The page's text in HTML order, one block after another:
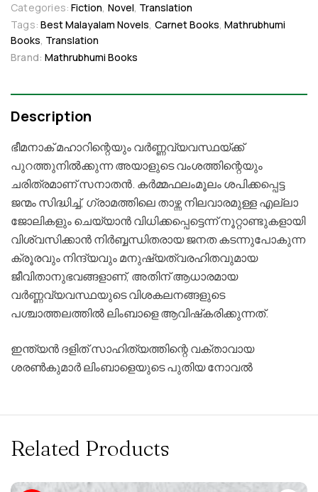
Categories: Fiction, Novel, Translation
Tags: Best Malayalam Novels, Carnet Books,Mathrubhumi
Books, Translation
Brand:Mathrubhumi Books
Description
ഭീമനാക് മഹാറിന്റെയും വര്‍ണ്ണവ്യവസ്ഥയ്ക്ക്
പുറത്തുനില്‍ക്കുന്ന അയാളുടെ വംശത്തിന്റെയും
ചരിത്രമാണ് സനാതന്‍. കര്‍മ്മഫലംമൂലം ശപിക്കപ്പെട്ട
ജന്മം സിദ്ധിച്ച്, ഗ്രാമത്തിലെ താഴ്ന്ന നിലവാരമുള്ള എല്ലാ
ജോലികളും ചെയ്യാന്‍ വിധിക്കപ്പെട്ടെന്ന് നൂറ്റാണ്ടുകളായി
വിശ്വസിക്കാന്‍ നിര്‍ബ്ബന്ധിതരായ ജനത കടന്നുപോകുന്ന
ക്രൂരവും നിന്ദ്യവും മനുഷ്യത്വരഹിതവുമായ
ജീവിതാനുഭവങ്ങളാണ്, അതിന് ആധാരമായ
വര്‍ണ്ണവ്യവസ്ഥയുടെ വിശകലനങ്ങളുടെ
പശ്ചാത്തലത്തില്‍ ലിംബാളെ ആവിഷ്‌കരിക്കുന്നത്.
ഇന്ത്യന്‍ ദളിത് സാഹിത്യത്തിന്റെ വക്താവായ
ശരണ്‍കുമാര്‍ ലിംബാളെയുടെ പുതിയ നോവല്‍
Related Products